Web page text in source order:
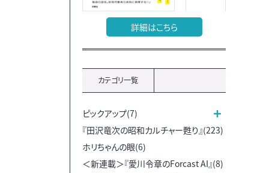
詳細はこちら
カテゴリ一覧
ピックアップ(7)
『田沢竜次の昭和カルチャー甦り』(223)
ホリちゃんの眼(6)
＜新連載＞『愛川令章のForcast AI』(8)